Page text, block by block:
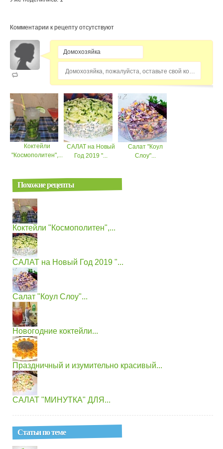
Комментарии к рецепту отсутствуют
Коктейли
"Космополитен",...
САЛАТ на Новый
Год 2019 "...
Салат "Коул
Слоу"...
Похожие рецепты
Коктейли "Космополитен",...
САЛАТ на Новый Год 2019 "...
Салат "Коул Слоу"...
Новогодние коктейли...
Праздничный и изумительно красивый...
САЛАТ "МИНУТКА" ДЛЯ...
Статьи по теме